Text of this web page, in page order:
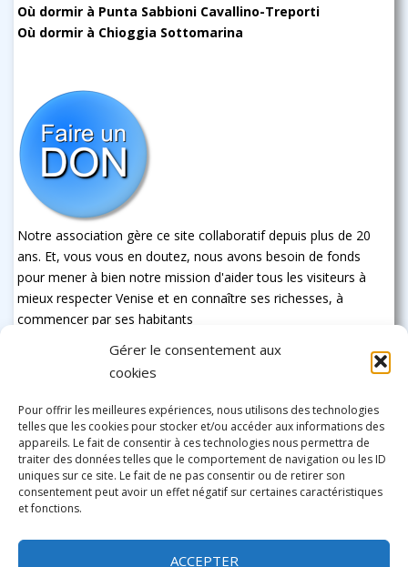
Gérer le consentement aux
cookies
Pour offrir les meilleures expériences, nous utilisons des technologies
telles que les cookies pour stocker et/ou accéder aux informations des
appareils. Le fait de consentir à ces technologies nous permettra de
traiter des données telles que le comportement de navigation ou les ID
uniques sur ce site. Le fait de ne pas consentir ou de retirer son
consentement peut avoir un effet négatif sur certaines caractéristiques
et fonctions.
ACCEPTER
Où dormir à Punta Sabbioni Cavallino-Treporti
Où dormir à Chioggia Sottomarina
Notre association gère ce site collaboratif depuis plus de 20
ans. Et, vous vous en doutez, nous avons besoin de fonds
pour mener à bien notre mission d'aider tous les visiteurs à
mieux respecter Venise et en connaître ses richesses, à
commencer par ses habitants